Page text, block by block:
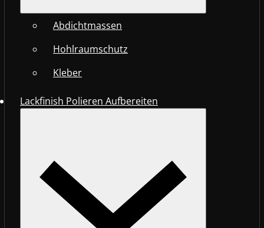
Abdichtmassen
Hohlraumschutz
Kleber
Lackfinish Polieren Aufbereiten